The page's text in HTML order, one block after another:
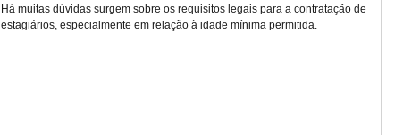
Há muitas dúvidas surgem sobre os requisitos legais para a contratação de
estagiários, especialmente em relação à idade mínima permitida.